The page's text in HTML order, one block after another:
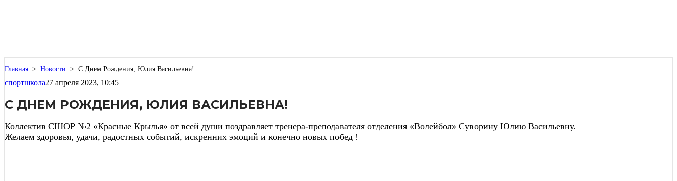
Главная > Новости > С Днем Рождения, Юлия Васильевна!
спортшкола27 апреля 2023, 10:45
С ДНЕМ РОЖДЕНИЯ, ЮЛИЯ ВАСИЛЬЕВНА!
Коллектив СШОР №2 «Красные Крылья» от всей души поздравляет тренера-преподавателя отделения «Волейбол» Суворину Юлию Васильевну.
Желаем здоровья, удачи, радостных событий, искренних эмоций и конечно новых побед !